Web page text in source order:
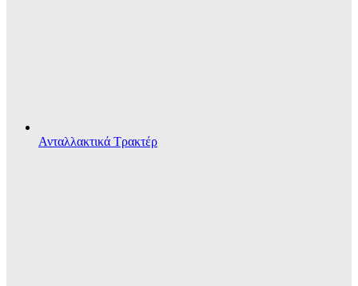
Ανταλλακτικά Τρακτέρ